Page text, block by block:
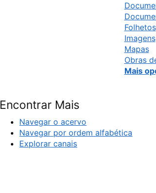
Folhetos
Imagens
Mapas
Obras
Mais
Encontrar Mais
Navegar o acervo
Navegar por ordem alfabética
Explorar canais